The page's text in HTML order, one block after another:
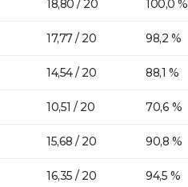
18,80 / 20 100,0 %
17,77 / 20 98,2 %
14,54 / 20 88,1 %
10,51 / 20 70,6 %
15,68 / 20 90,8 %
16,35 / 20 94,5 %